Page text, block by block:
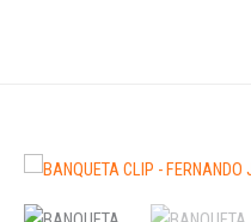
BANQUETA
CLIP